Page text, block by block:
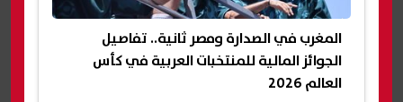
المغرب في الصدارة ومصر ثانية.. تفاصيل
الجوائز المالية للمنتخبات العربية في كأس
العالم 2026